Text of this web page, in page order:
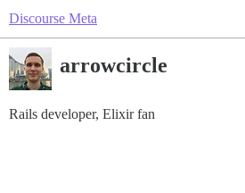
Discourse Meta
arrowcircle
Rails developer, Elixir fan